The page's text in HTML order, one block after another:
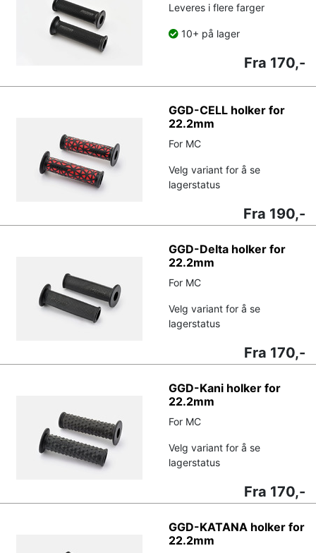
Leveres i flere farger
10+ på lager
Fra 170,-
GGD-CELL holker for
22.2mm
For MC
Velg variant for å se
lagerstatus
Fra 190,-
GGD-Delta holker for
22.2mm
For MC
Velg variant for å se
lagerstatus
Fra 170,-
GGD-Kani holker for
22.2mm
For MC
Velg variant for å se
lagerstatus
Fra 170,-
GGD-KATANA holker for
22.2mm